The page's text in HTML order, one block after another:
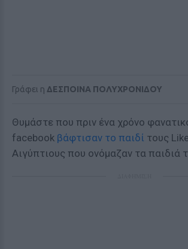
Γράφει η ΔΕΣΠΟΙΝΑ ΠΟΛΥΧΡΟΝΙΔΟΥ
Θυμάστε που πριν ένα χρόνο
facebook βάφτισαν το παιδί τους
Αιγύπτιους που ονόμαζαν τα παιδιά